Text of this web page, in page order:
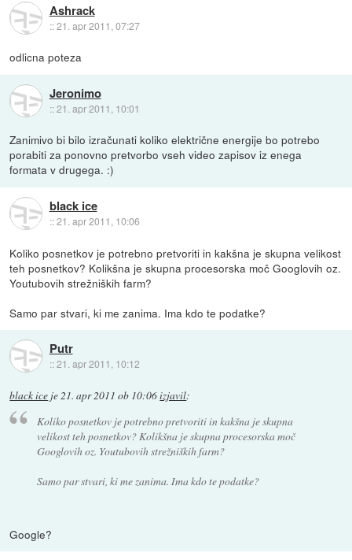
Ashrack
::21. apr 2011, 07:27
odlicna poteza
Jeronimo
::21. apr 2011, 10:01
Zanimivo bi bilo izračunati koliko električne energije bo potrebo
porabiti za ponovno pretvorbo vseh video zapisov iz enega
formata v drugega. :)
black ice
::21. apr 2011, 10:06
Koliko posnetkov je potrebno pretvoriti in kakšna je skupna velikost
teh posnetkov? Kolikšna je skupna procesorska moč Googlovih oz.
Youtubovih strežniških farm?
Samo par stvari, ki me zanima. Ima kdo te podatke?
Putr
::21. apr 2011, 10:12
black ice je 21. apr 2011 ob 10:06izjavil:
Koliko posnetkov je potrebno pretvoriti in kakšna je skupna
velikost teh posnetkov? Kolikšna je skupna procesorska moč
Googlovih oz. Youtubovih strežniških farm?
Samo par stvari, ki me zanima. Ima kdo te podatke?
Google?